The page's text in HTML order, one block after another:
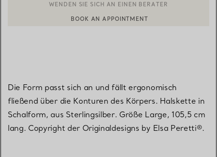
EINEN KUNDENBERATER KONTAKTIEREN ODER EINEN
Die Form passt sich an und fällt ergonomisch
fließend über die Konturen des Körpers. Halskette in
Schalform, aus Sterlingsilber. Größe Large, 105,5 cm
lang. Copyright der Originaldesigns by Elsa Peretti®.